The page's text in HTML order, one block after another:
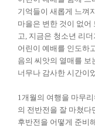
기억들이 새롭게 느껴
마을은 변한 것이 없어
고, 지금은 청소년 리더
어린이 예배를 인도하
음의 씨앗의 열매를 보
너무나 감사한 시간이
1개월의 여행을 마무
의 전반전을 잘 마쳤다
후반전을 어떻게 준비